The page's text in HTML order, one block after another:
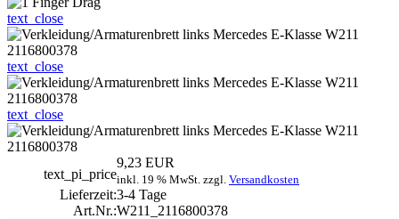
text_close
text_close
text_close
text_pi_price
9,23 EUR
inkl. 19 % MwSt. zzgl. Versandkosten
Lieferzeit:3-4 Tage
Art.Nr.:W211_2116800378